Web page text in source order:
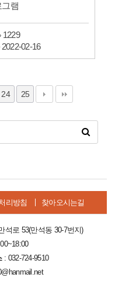
그램
1229
2022-02-16
24 25
리방침 찾아오시는길
석로 53(만석동 30-7번지)
: 032-724-9510